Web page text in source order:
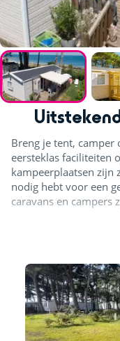
Breng je tent, camper
eersteklas faciliteiten
kampeerplaatsen zijn
nodig hebt voor een
caravans en campers